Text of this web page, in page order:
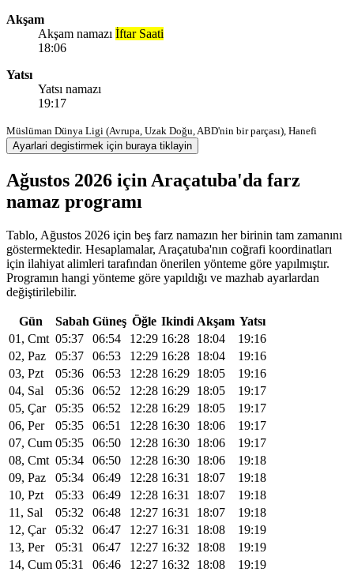
Akşam
Akşam namazı İftar Saati
18:06
Yatsı
Yatsı namazı
19:17
Müslüman Dünya Ligi (Avrupa, Uzak Doğu, ABD'nin bir parçası), Hanefi
Ayarlari degistirmek için buraya tiklayin
Ağustos 2026 için Araçatuba'da farz
namaz programı
Tablo, Ağustos 2026 için beş farz namazın her birinin tam zamanını
göstermektedir. Hesaplamalar, Araçatuba'nın coğrafi koordinatları
için ilahiyat alimleri tarafından önerilen yönteme göre yapılmıştır.
Programın hangi yönteme göre yapıldığı ve mazhab ayarlardan
değiştirilebilir.
Gün Sabah Güneş Öğle Ikindi Akşam Yatsı
01, Cmt 05:37 06:54 12:29 16:28 18:04
19:16
02, Paz
05:37 06:53 12:29 16:28 18:04
19:16
03, Pzt
05:36 06:53 12:28 16:29 18:05
19:16
04, Sal
05:36 06:52 12:28 16:29 18:05
19:17
05, Çar
05:35 06:52 12:28 16:29 18:05
19:17
06, Per
05:35 06:51 12:28 16:30 18:06
19:17
07, Cum 05:35 06:50 12:28 16:30 18:06
19:17
08, Cmt 05:34 06:50 12:28 16:30 18:06
19:18
09, Paz
05:34 06:49 12:28 16:31 18:07
19:18
10, Pzt
05:33 06:49 12:28 16:31 18:07
19:18
11, Sal
05:32 06:48 12:27 16:31 18:07
19:18
12, Çar
05:32 06:47 12:27 16:31 18:08
19:19
13, Per
05:31 06:47 12:27 16:32 18:08
19:19
14, Cum 05:31 06:46 12:27 16:32 18:08
19:19